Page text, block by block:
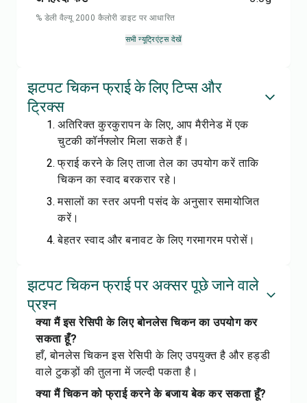
% डेली वैल्यू 2000 कैलोरी डाइट पर आधारित
सभी न्यूट्रिएंट्स देखें
झटपट चिकन फ्राई के लिए टिप्स और
ट्रिक्स
अतिरिक्त कुरकुरापन के लिए, आप मैरीनेड में एक
चुटकी कॉर्नफ्लोर मिला सकते हैं।
फ्राई करने के लिए ताजा तेल का उपयोग करें ताकि
चिकन का स्वाद बरकरार रहे।
मसालों का स्तर अपनी पसंद के अनुसार समायोजित
करें।
बेहतर स्वाद और बनावट के लिए गरमागरम परोसें।
झटपट चिकन फ्राई पर अक्सर पूछे जाने वाले
प्रश्न
क्या मैं इस रेसिपी के लिए बोनलेस चिकन का उपयोग कर
सकता हूँ?
हाँ, बोनलेस चिकन इस रेसिपी के लिए उपयुक्त है और हड्डी
वाले टुकड़ों की तुलना में जल्दी पकता है।
क्या मैं चिकन को फ्राई करने के बजाय बेक कर सकता हूँ?